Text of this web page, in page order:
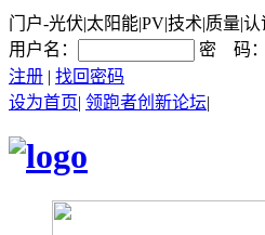
门户-光伏|太阳能|PV|技术|质量|认
用户名：
密 码：
注册 | 找回密码
设为首页| 领跑者创新论坛|